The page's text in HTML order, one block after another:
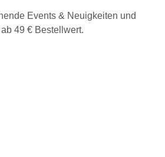
Events & Neuigkeiten und
49 € Bestellwert.